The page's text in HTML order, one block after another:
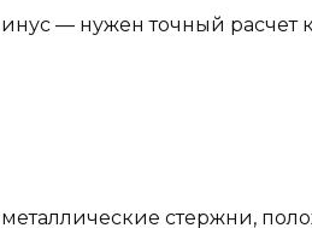
— нужен точный расчет
стержни,